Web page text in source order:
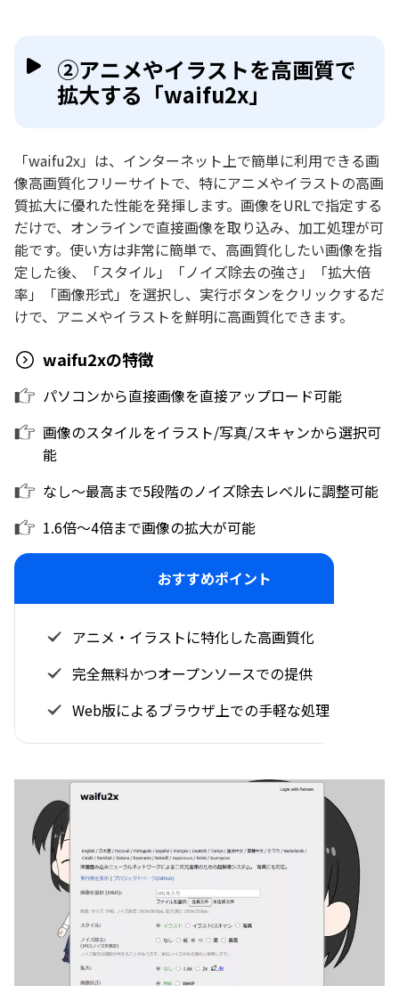
②アニメやイラストを高画質で
拡大する「waifu2x」
「waifu2x」は、インターネット上で簡単に利用できる画
像高画質化フリーサイトで、特にアニメやイラストの高画
質拡大に優れた性能を発揮します。画像をURLで指定する
だけで、オンラインで直接画像を取り込み、加工処理が可
能です。使い方は非常に簡単で、高画質化したい画像を指
定した後、「スタイル」「ノイズ除去の強さ」「拡大倍
率」「画像形式」を選択し、実行ボタンをクリックするだ
けで、アニメやイラストを鮮明に高画質化できます。
waifu2xの特徴
パソコンから直接画像を直接アップロード可能
画像のスタイルをイラスト/写真/スキャンから選択可
能
なし～最高まで5段階のノイズ除去レベルに調整可能
1.6倍～4倍まで画像の拡大が可能
おすすめポイント
アニメ・イラストに特化した高画質化
完全無料かつオープンソースでの提供
Web版によるブラウザ上での手軽な処理